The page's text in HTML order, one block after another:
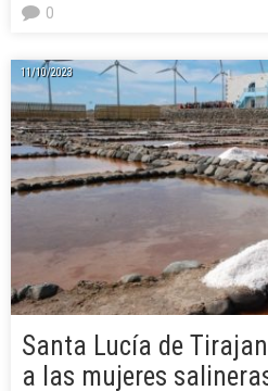
0
11/10/2023
Santa Lucía de
a las mujeres